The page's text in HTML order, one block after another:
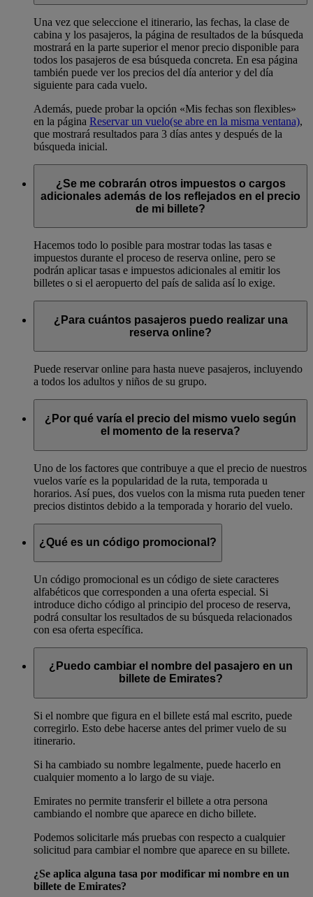
Una vez que seleccione el itinerario, las fechas, la clase de
cabina y los pasajeros, la página de resultados de la búsqueda
mostrará en la parte superior el menor precio disponible para
todos los pasajeros de esa búsqueda concreta. En esa página
también puede ver los precios del día anterior y del día
siguiente para cada vuelo.
Además, puede probar la opción «Mis fechas son flexibles»
en la página Reservar un vuelo(se abre en la misma ventana),
que mostrará resultados para 3 días antes y después de la
búsqueda inicial.
¿Se me cobrarán otros impuestos o cargos
adicionales además de los reflejados en el precio
de mi billete?
Hacemos todo lo posible para mostrar todas las tasas e
impuestos durante el proceso de reserva online, pero se
podrán aplicar tasas e impuestos adicionales al emitir los
billetes o si el aeropuerto del país de salida así lo exige.
¿Para cuántos pasajeros puedo realizar una
reserva online?
Puede reservar online para hasta nueve pasajeros, incluyendo
a todos los adultos y niños de su grupo.
¿Por qué varía el precio del mismo vuelo según
el momento de la reserva?
Uno de los factores que contribuye a que el precio de nuestros
vuelos varíe es la popularidad de la ruta, temporada u
horarios. Así pues, dos vuelos con la misma ruta pueden tener
precios distintos debido a la temporada y horario del vuelo.
¿Qué es un código promocional?
Un código promocional es un código de siete caracteres
alfabéticos que corresponden a una oferta especial. Si
introduce dicho código al principio del proceso de reserva,
podrá consultar los resultados de su búsqueda relacionados
con esa oferta específica.
¿Puedo cambiar el nombre del pasajero en un
billete de Emirates?
Si el nombre que figura en el billete está mal escrito, puede
corregirlo. Esto debe hacerse antes del primer vuelo de su
itinerario.
Si ha cambiado su nombre legalmente, puede hacerlo en
cualquier momento a lo largo de su viaje.
Emirates no permite transferir el billete a otra persona
cambiando el nombre que aparece en dicho billete.
Podemos solicitarle más pruebas con respecto a cualquier
solicitud para cambiar el nombre que aparece en su billete.
¿Se aplica alguna tasa por modificar mi nombre en un
billete de Emirates?